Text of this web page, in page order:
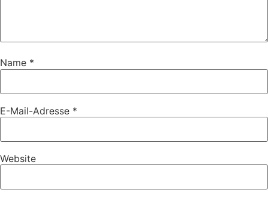
Name *
E-Mail-Adresse *
Website